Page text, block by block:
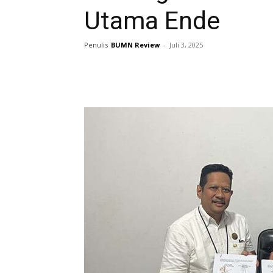
Utama Ende
Penulis BUMN Review - Juli 3, 2025